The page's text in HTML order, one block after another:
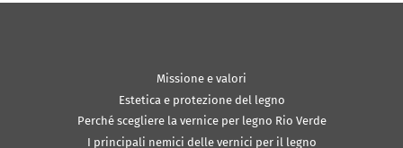
Missione e valori
Estetica e protezione del legno
Perché scegliere la vernice per legno Rio Verde
I principali nemici delle vernici per il legno